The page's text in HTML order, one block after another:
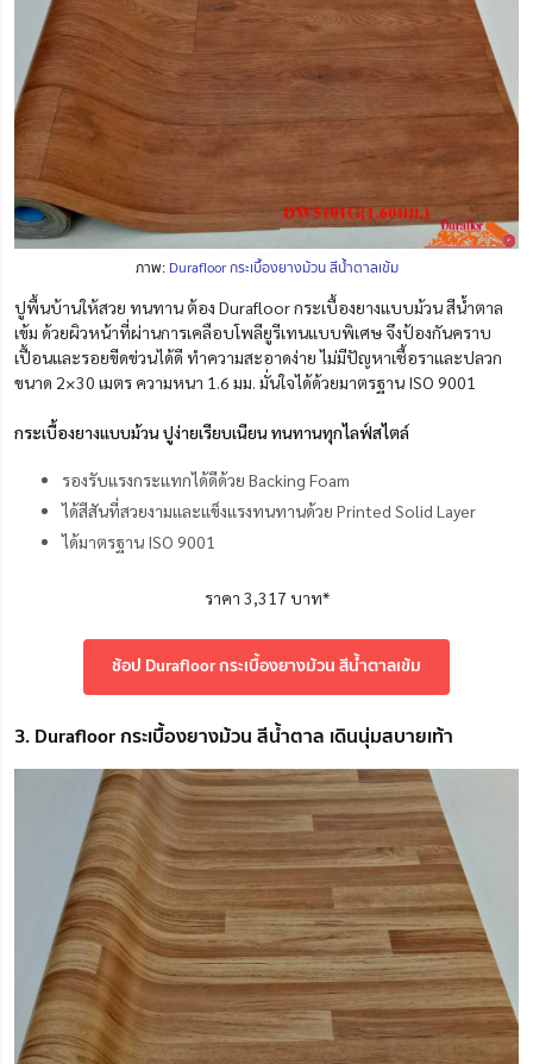
ภาพ: Durafloor กระเบื้องยางม้วน สีน้ำตาลเข้ม
ปูพื้นบ้านให้สวย ทนทาน ต้อง Durafloor กระเบื้องยางแบบม้วน สีน้ำตาล
เข้ม ด้วยผิวหน้าที่ผ่านการเคลือบโพลียูรีเทนแบบพิเศษ จึงป้องกันคราบ
เปื้อนและรอยขีดข่วนได้ดี ทำความสะอาดง่าย ไม่มีปัญหาเชื้อราและปลวก
ขนาด 2×30 เมตร ความหนา 1.6 มม. มั่นใจได้ด้วยมาตรฐาน ISO 9001
กระเบื้องยางแบบม้วน ปูง่ายเรียบเนียน ทนทานทุกไลฟ์สไตล์
รองรับแรงกระแทกได้ดีด้วย Backing Foam
ได้สีสันที่สวยงามและแข็งแรงทนทานด้วย Printed Solid Layer
ได้มาตรฐาน ISO 9001
ราคา 3,317 บาท*
ช้อป Durafloor กระเบื้องยางม้วน สีน้ำตาลเข้ม
3. Durafloor กระเบื้องยางม้วน สีน้ำตาล เดินนุ่มสบายเท้า